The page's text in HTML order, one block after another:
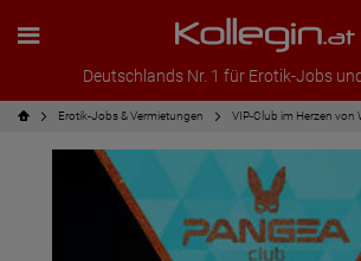
Deutschlands Nr. 1 für Erotik-Jobs
Erotik-Jobs & Vermietungen